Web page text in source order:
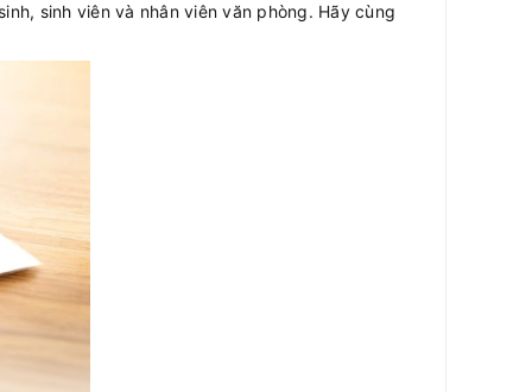
sinh viên và nhân viên văn phòng. Hãy cùng